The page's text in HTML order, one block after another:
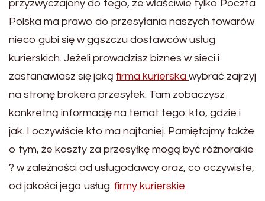
przyzwyczajony do tego, ze właściwie tylko Poczta
Polska ma prawo do przesyłania naszych towarów
nieco gubi się w gąszczu dostawców usług
kurierskich. Jeżeli prowadzisz biznes w sieci i
zastanawiasz się jaką firma kurierska wybrać zajrzyj
na stronę brokera przesyłek. Tam zobaczysz
konkretną informację na temat tego: kto, gdzie i
jak. I oczywiście kto ma najtaniej. Pamiętajmy także
o tym, że koszty za przesyłkę mogą być różnorakie
? w zależności od usługodawcy oraz, co oczywiste,
od jakości jego usług. firmy kurierskie